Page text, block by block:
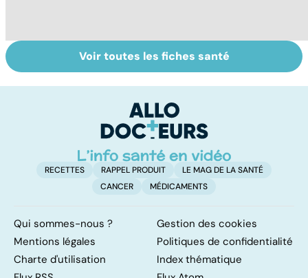
Tout savoir sur le
cerveau
Staphylocoque
doré : une
surveillance
Voir toutes les fiches santé
RECETTES RAPPEL PRODUIT
LE MAG DE LA SANTÉ
CANCER
MÉDICAMENTS
Qui sommes-nous ?
Gestion des cookies
Mentions légales
Politiques de confidentialité
Charte d'utilisation
Index thématique